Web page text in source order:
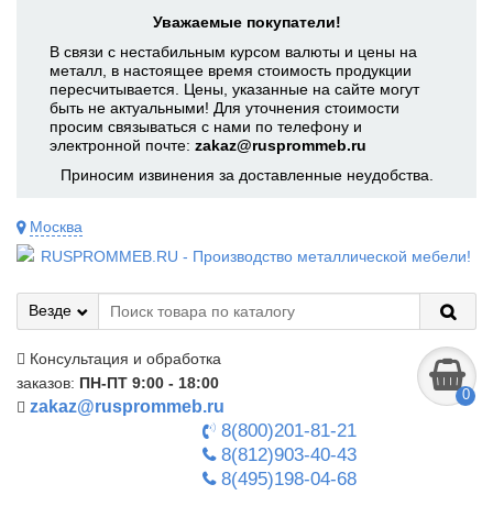
Уважаемые покупатели!
В связи с нестабильным курсом валюты и цены на
металл, в настоящее время стоимость продукции
пересчитывается. Цены, указанные на сайте могут
быть не актуальными! Для уточнения стоимости
просим связываться с нами по телефону и
электронной почте: zakaz@rusprommeb.ru
Приносим извинения за доставленные неудобства.
Москва
Везде
Консультация и обработка
заказов: ПН-ПТ 9:00 - 18:00
zakaz@rusprommeb.ru
8(800)201-81-21
8(812)903-40-43
8(495)198-04-68
0